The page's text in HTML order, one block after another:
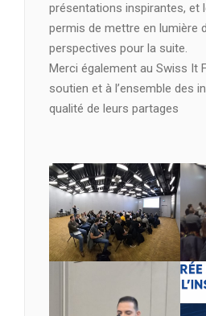
présentations inspirantes, et
permis de mettre en lumière
perspectives pour la suite.
Merci également au Swiss It
soutien et à l’ensemble des
qualité de leurs partages